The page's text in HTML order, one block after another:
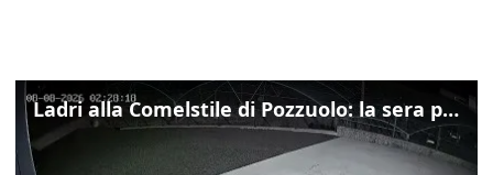
Ladri alla Comelstile di Pozzuolo: la sera prima il tentato furto a Buja, ecco le immagini